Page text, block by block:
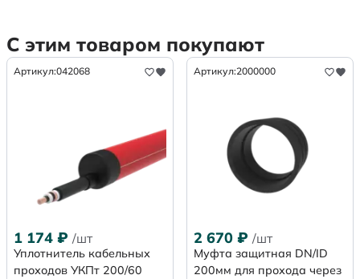
С этим товаром покупают
Артикул:042068
1 174 ₽ /шт
Уплотнитель кабельных
проходов УКПт 200/60
Артикул:2000000
2 670 ₽ /шт
Муфта защитная DN/ID
200мм для прохода через